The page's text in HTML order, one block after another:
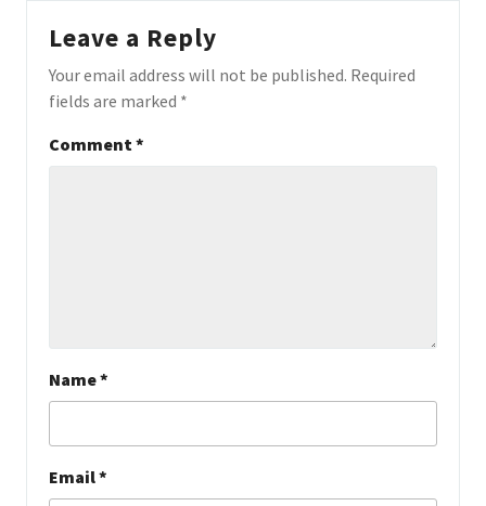
Leave a Reply
Your email address will not be published. Required
fields are marked *
Comment*
Name*
Email*